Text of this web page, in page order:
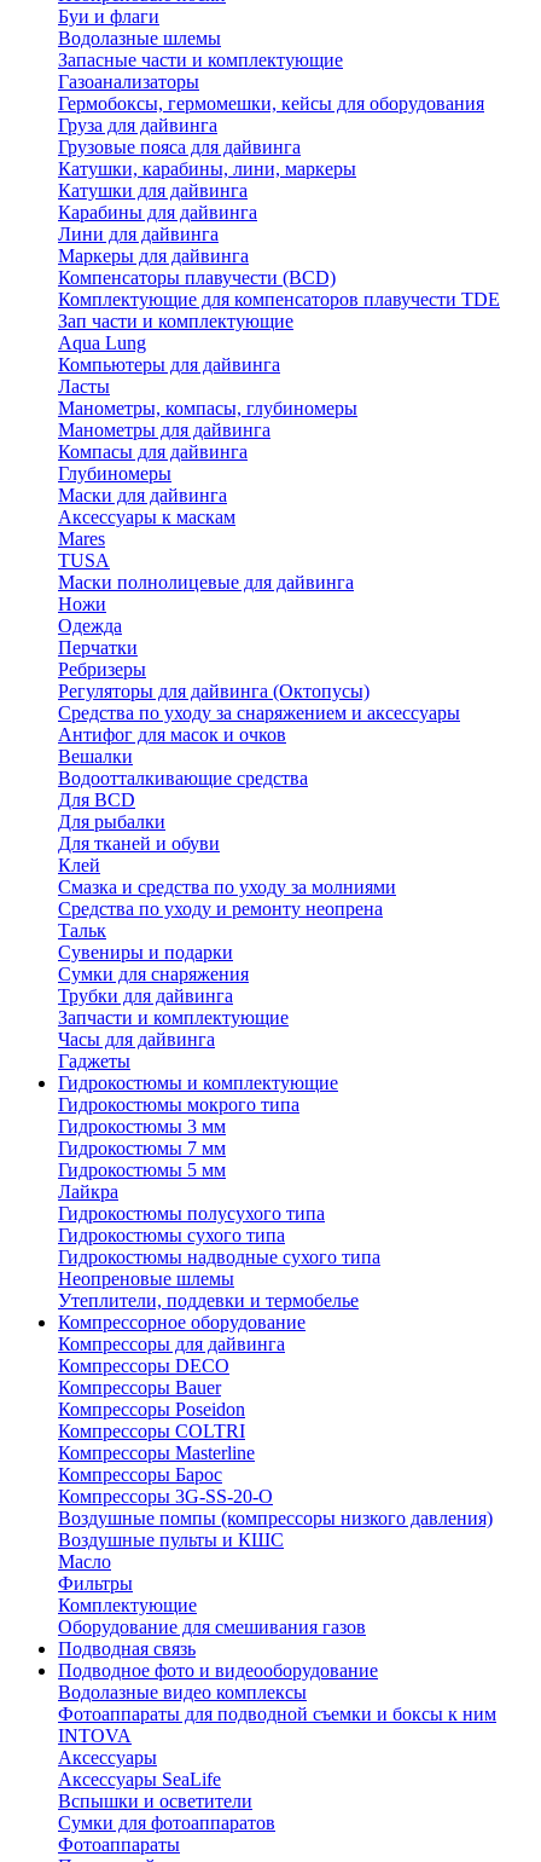
Буи и флаги
Водолазные шлемы
Запасные части и комплектующие
Газоанализаторы
Гермобоксы, гермомешки, кейсы для оборудования
Груза для дайвинга
Грузовые пояса для дайвинга
Катушки, карабины, лини, маркеры
Катушки для дайвинга
Карабины для дайвинга
Лини для дайвинга
Маркеры для дайвинга
Компенсаторы плавучести (BCD)
Комплектующие для компенсаторов плавучести TDE
Зап части и комплектующие
Aqua Lung
Компьютеры для дайвинга
Ласты
Манометры, компасы, глубиномеры
Манометры для дайвинга
Компасы для дайвинга
Глубиномеры
Маски для дайвинга
Аксессуары к маскам
Mares
TUSA
Маски полнолицевые для дайвинга
Ножи
Одежда
Перчатки
Ребризеры
Регуляторы для дайвинга (Октопусы)
Средства по уходу за снаряжением и аксессуары
Антифог для масок и очков
Вешалки
Водоотталкивающие средства
Для BCD
Для рыбалки
Для тканей и обуви
Клей
Смазка и средства по уходу за молниями
Средства по уходу и ремонту неопрена
Тальк
Сувениры и подарки
Сумки для снаряжения
Трубки для дайвинга
Запчасти и комплектующие
Часы для дайвинга
Гаджеты
Гидрокостюмы и комплектующие
Гидрокостюмы мокрого типа
Гидрокостюмы 3 мм
Гидрокостюмы 7 мм
Гидрокостюмы 5 мм
Лайкра
Гидрокостюмы полусухого типа
Гидрокостюмы сухого типа
Гидрокостюмы надводные сухого типа
Неопреновые шлемы
Утеплители, поддевки и термобелье
Компрессорное оборудование
Компрессоры для дайвинга
Компрессоры DECO
Компрессоры Bauer
Компрессоры Poseidon
Компрессоры COLTRI
Компрессоры Masterline
Компрессоры Барос
Компрессоры 3G-SS-20-O
Воздушные помпы (компрессоры низкого давления)
Воздушные пульты и КШС
Масло
Фильтры
Комплектующие
Оборудование для смешивания газов
Подводная связь
Подводное фото и видеооборудование
Водолазные видео комплексы
Фотоаппараты для подводной съемки и боксы к ним
INTOVA
Аксессуары
Аксессуары SeaLife
Вспышки и осветители
Сумки для фотоаппаратов
Фотоаппараты